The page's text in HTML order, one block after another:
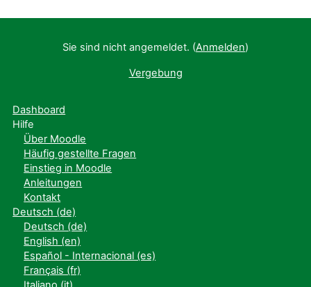
Sie sind nicht angemeldet. (Anmelden)
Vergebung
Dashboard
Hilfe
Über Moodle
Häufig gestellte Fragen
Einstieg in Moodle
Anleitungen
Kontakt
Deutsch ‎(de)‎
Deutsch ‎(de)‎
English ‎(en)‎
Español - Internacional ‎(es)‎
Français ‎(fr)‎